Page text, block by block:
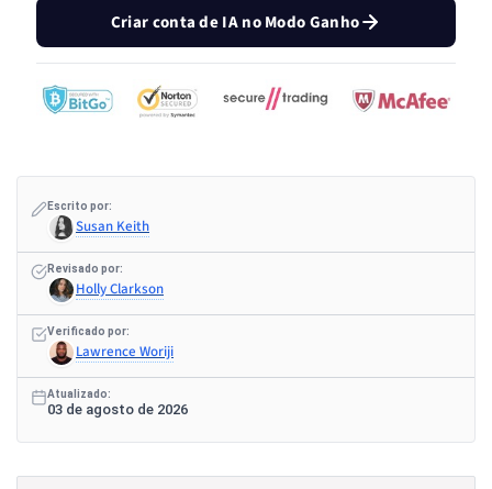
Criar conta de IA no Modo Ganho
Escrito por:
Susan Keith
Revisado por:
Holly Clarkson
Verificado por:
Lawrence Woriji
Atualizado:
03 de agosto de 2026